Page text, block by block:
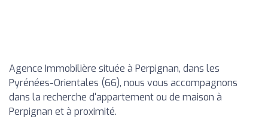
Agence Immobilière située à Perpignan, dans les
Pyrénées-Orientales (66), nous vous accompagnons
dans la recherche d'appartement ou de maison à
Perpignan et à proximité.